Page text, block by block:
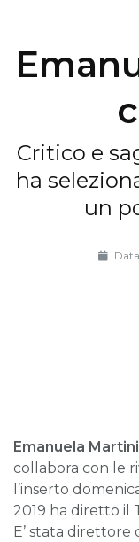
Critico e
ha
un
Emanuela Martini
collabora con le
l’inserto
2019 ha diretto il
E’ stata direttore